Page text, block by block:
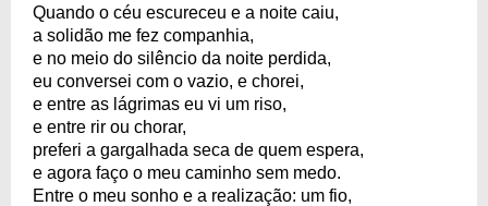
Quando o céu escureceu e a noite caiu,
a solidão me fez companhia,
e no meio do silêncio da noite perdida,
eu conversei com o vazio, e chorei,
e entre as lágrimas eu vi um riso,
e entre rir ou chorar,
preferi a gargalhada seca de quem espera,
e agora faço o meu caminho sem medo.
Entre o meu sonho e a realização: um fio,